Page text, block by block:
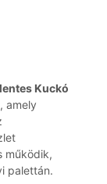
Kuckó
amely
működik,
palettán.